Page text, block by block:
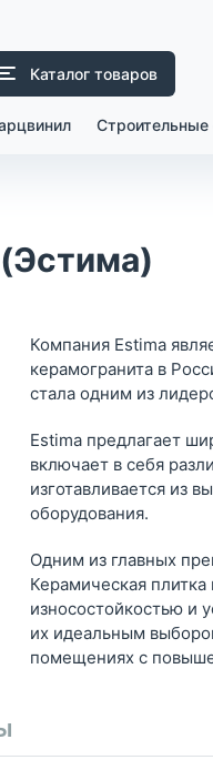
Каталог товаров
Компания Estima
керамогранита в
стала одним из
Estima предлагает
включает в себя
изготавливается из
оборудования.
Одним из главных
Керамическая
износостойкостью и
их идеальным
помещениях с